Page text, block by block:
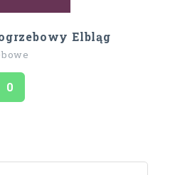
Elbląg
Ocena
0